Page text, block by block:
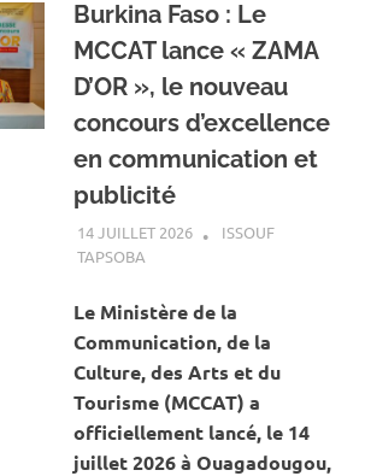
Burkina Faso : Le
MCCAT lance « ZAMA
D’OR », le nouveau
concours d’excellence
en communication et
publicité
14 JUILLET 2026
ISSOUF
TAPSOBA
Le Ministère de la
Communication, de la
Culture, des Arts et du
Tourisme (MCCAT) a
officiellement lancé, le 14
juillet 2026 à Ouagadougou,